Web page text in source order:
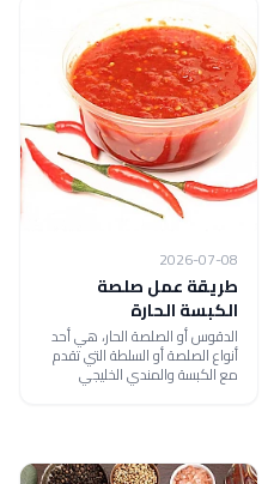
2026-07-08
طريقة عمل صلصة
الكبسة الحارة
الدقوس أو الصلصة الحار، هي أحد
أنواع الصلصة أو السلطة التي تقدم
مع الكبسة والمندي الخليجي